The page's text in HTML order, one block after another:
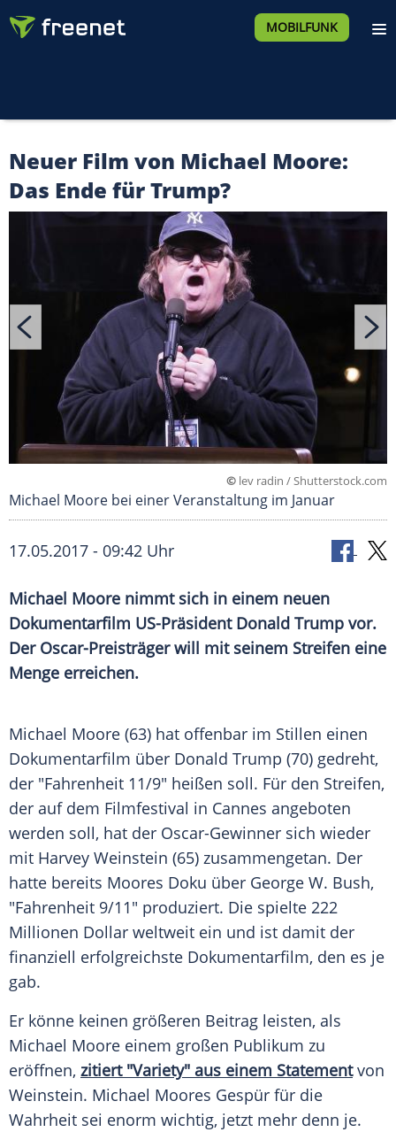
MOBILFUNK
Neuer Film von Michael Moore:
Das Ende für Trump?
© lev radin / Shutterstock.com
Michael Moore bei einer Veranstaltung im Januar
17.05.2017 - 09:42 Uhr
Michael Moore nimmt sich in einem neuen
Dokumentarfilm US-Präsident Donald Trump vor.
Der Oscar-Preisträger will mit seinem Streifen eine
Menge erreichen.
Michael Moore (63) hat offenbar im Stillen einen
Dokumentarfilm über Donald Trump (70) gedreht,
der "Fahrenheit 11/9" heißen soll. Für den Streifen,
der auf dem Filmfestival in Cannes angeboten
werden soll, hat der Oscar-Gewinner sich wieder
mit Harvey Weinstein (65) zusammengetan. Der
hatte bereits Moores Doku über George W. Bush,
"Fahrenheit 9/11" produziert. Die spielte 222
Millionen Dollar weltweit ein und ist damit der
finanziell erfolgreichste Dokumentarfilm, den es je
gab.
Er könne keinen größeren Beitrag leisten, als
Michael Moore einem großen Publikum zu
eröffnen, zitiert "Variety" aus einem Statementvon
Weinstein. Michael Moores Gespür für die
Wahrheit sei enorm wichtig, jetzt mehr denn je.